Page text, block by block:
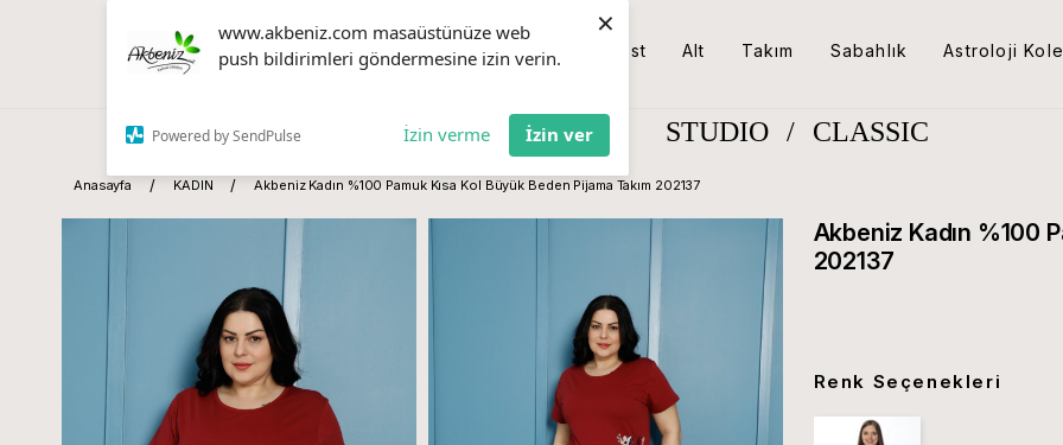
www.akbeniz.com masaüstünüze web
push bildirimleri göndermesine izin verin.
Powered by SendPulse İzin verme İzin ver
×
Üst Alt Takım Sabahlık Astroloji
STUDIO / CLASSIC
Anasayfa KADIN Akbeniz Kadın %100 Pamuk Kısa Kol Büyük Beden Pijama Takım 202137
Akbeniz Kadın %100
202137
Renk Seçenekleri